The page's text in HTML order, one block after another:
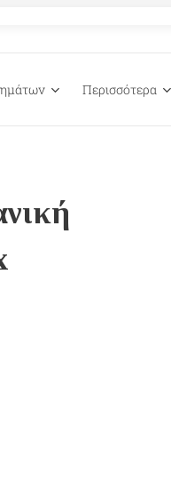
Περισσότερα